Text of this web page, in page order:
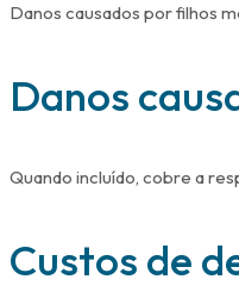
Danos causados por filhos
Danos
Quando incluído, cobre a
Custos de